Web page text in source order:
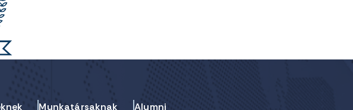
Munkatársaknak Alumni